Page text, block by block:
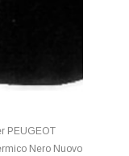
PEUGEOT
Nero Nuovo